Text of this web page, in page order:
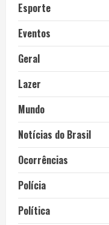
Esporte
Eventos
Geral
Lazer
Mundo
Notícias do Brasil
Ocorrências
Polícia
Política